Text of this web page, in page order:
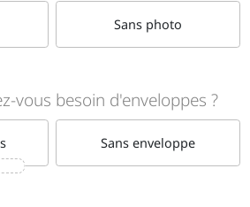
Sans photo
vous besoin d'enveloppes ?
Sans enveloppe